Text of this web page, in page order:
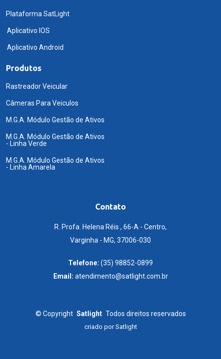
Plataforma SatLight
Aplicativo IOS
Aplicativo Android
Produtos
Rastreador Veicular
Câmeras Para Veiculos
M.G.A. Módulo Gestão de Ativos
M.G.A. Módulo Gestão de Ativos
- Linha Verde
M.G.A. Módulo Gestão de Ativos
- Linha Amarela
Contato
R. Profa. Helena Réis , 66-A - Centro,
Varginha - MG, 37006-030
Telefone: (35) 98852-0899
Email: atendimento@satlight.com.br
© Copyright Satlight Todos direitos reservados
criado porSatlight